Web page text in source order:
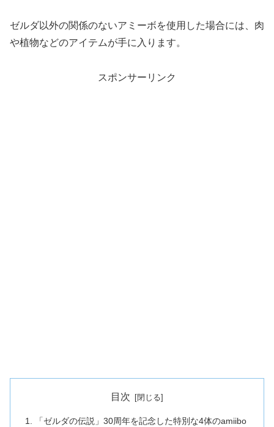
ゼルダ以外の関係のないアミーボを使用した場合には、肉
や植物などのアイテムが手に入ります。
スポンサーリンク
目次
「ゼルダの伝説」30周年を記念した特別な4体のamiibo